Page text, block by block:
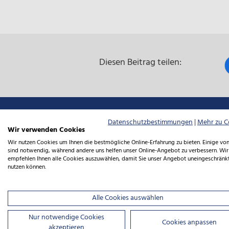
Diesen Beitrag teilen:
Folgen Sie uns:
uns
Datenschutzbestimmungen|Mehr zu
Wir verwenden Cookies
Wir nutzen Cookies um Ihnen die bestmögliche Online-Erfahrung zu bieten. Einige
sind notwendig, während andere uns helfen unser Online-Angebot zu verbessern. Wir
empfehlen Ihnen alle Cookies auszuwählen, damit Sie unser Angebot
nutzen können.
Alle Cookies auswählen
Nur notwendige Cookies
Cookies anpassen